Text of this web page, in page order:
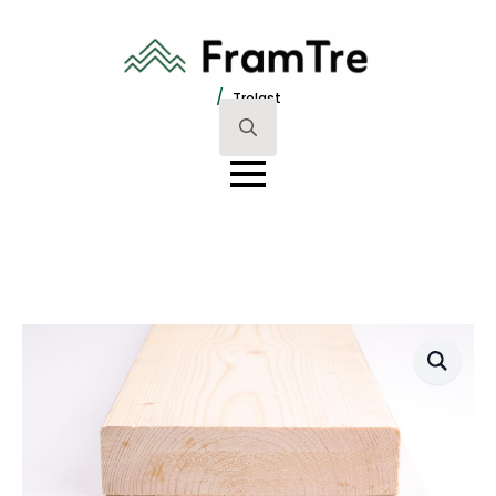
/ Trelast
Search
for: